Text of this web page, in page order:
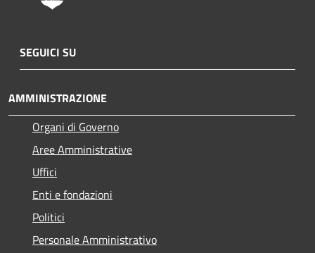
SEGUICI SU
AMMINISTRAZIONE
Organi di Governo
Aree Amministrative
Uffici
Enti e fondazioni
Politici
Personale Amministrativo